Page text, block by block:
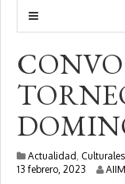
Actualidad ,
13 febrero, 2023
AIIM